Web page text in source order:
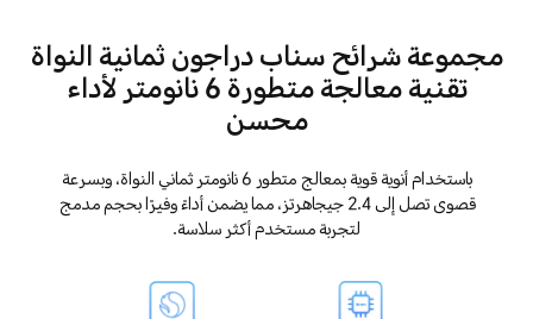
مجموعة شرائح سناب دراجون ثمانية النواة
تقنية معالجة متطورة 6 نانومتر لأداء
محسن
باستخدام أنوية قوية بمعالج متطور 6 نانومتر ثماني النواة، وبسرعة
قصوى تصل إلى 2.4 جيجاهرتز، مما يضمن أداءً وفيرًا بحجم مدمج
لتجربة مستخدم أكثر سلاسة.